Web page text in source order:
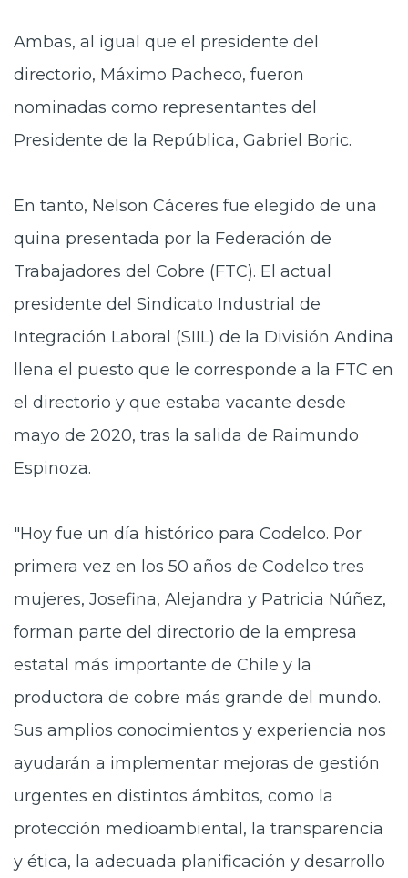
Ambas, al igual que el presidente del
directorio, Máximo Pacheco, fueron
nominadas como representantes del
Presidente de la República, Gabriel Boric.
En tanto, Nelson Cáceres fue elegido de una
quina presentada por la Federación de
Trabajadores del Cobre (FTC). El actual
presidente del Sindicato Industrial de
Integración Laboral (SIIL) de la División Andina
llena el puesto que le corresponde a la FTC en
el directorio y que estaba vacante desde
mayo de 2020, tras la salida de Raimundo
Espinoza.
"Hoy fue un día histórico para Codelco. Por
primera vez en los 50 años de Codelco tres
mujeres, Josefina, Alejandra y Patricia Núñez,
forman parte del directorio de la empresa
estatal más importante de Chile y la
productora de cobre más grande del mundo.
Sus amplios conocimientos y experiencia nos
ayudarán a implementar mejoras de gestión
urgentes en distintos ámbitos, como la
protección medioambiental, la transparencia
y ética, la adecuada planificación y desarrollo